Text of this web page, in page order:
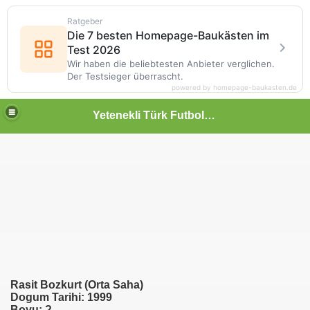
Yetenekli Türk Futbolcular
Rasit Bozkurt (Orta Saha)
Dogum Tarihi: 1999
Ratgeber
Die 7 besten Homepage-Baukästen im
Test 2026
Wir haben die beliebtesten Anbieter verglichen.
Der Testsieger überrascht.
powered by homepage-baukasten.de